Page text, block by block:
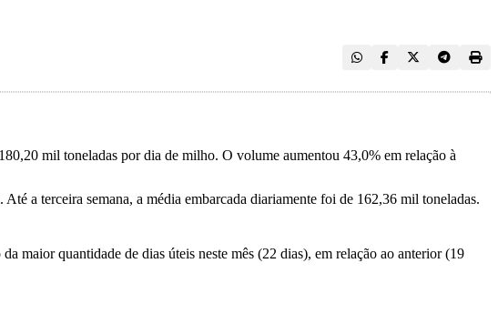
mil toneladas por dia de milho. O volume aumentou 43,0% em relação à
a terceira semana, a média embarcada diariamente foi de 162,36 mil toneladas.
maior quantidade de dias úteis neste mês (22 dias), em relação ao anterior (19